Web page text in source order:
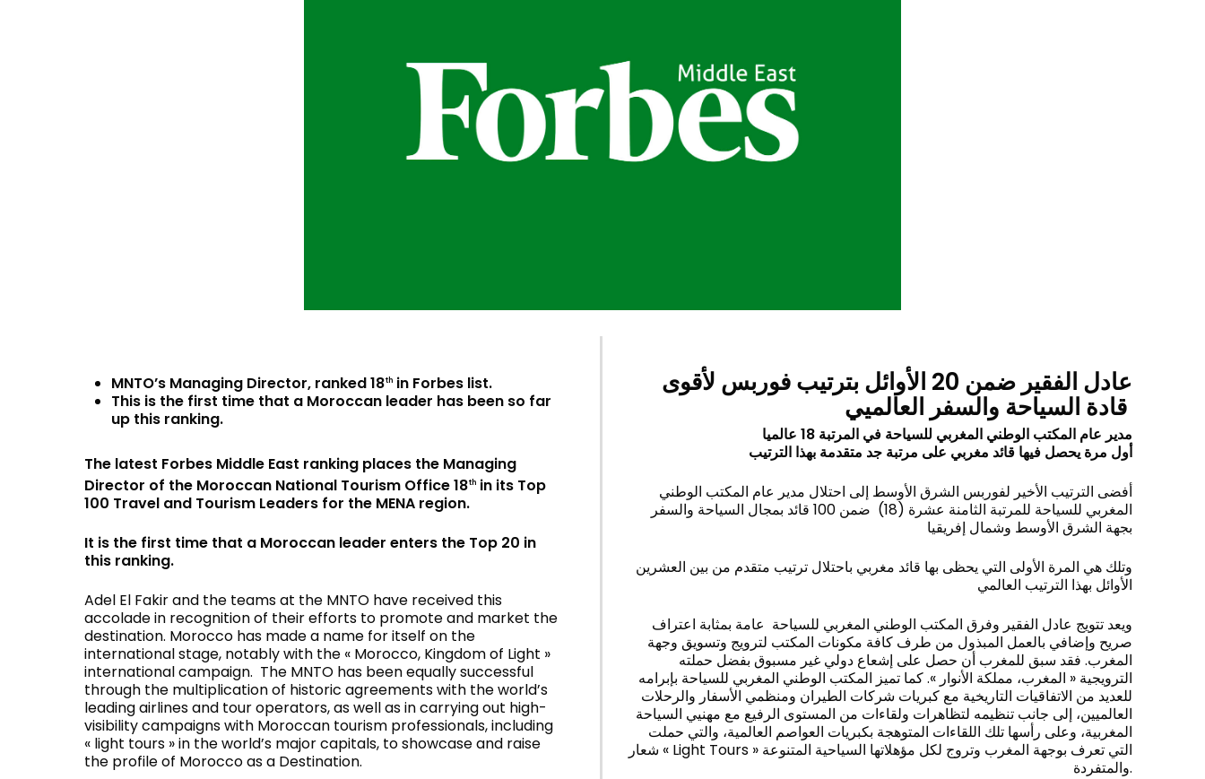
MNTO’s Managing Director, ranked 18th in Forbes list.
This is the first time that a Moroccan leader has been so far
up this ranking.
The latest Forbes Middle East ranking places the Managing
Director of the Moroccan National Tourism Office 18th in its Top
100 Travel and Tourism Leaders for the MENA region.
It is the first time that a Moroccan leader enters the Top 20 in
this ranking.
Adel El Fakir and the teams at the MNTO have received this
accolade in recognition of their efforts to promote and market the
destination. Morocco has made a name for itself on the
international stage, notably with the « Morocco, Kingdom of Light »
international campaign. The MNTO has been equally successful
through the multiplication of historic agreements with the world’s
leading airlines and tour operators, as well as in carrying out high-
visibility campaigns with Moroccan tourism professionals, including
« light tours » in the world’s major capitals, to showcase and raise
the profile of Morocco as a Destination.
عادل الفقير ضمن 20 الأوائل بترتيب فوربس لأقوى
مدير عام المكتب الوطني المغربي للسياحة في المرتبة 18 عالميا
أول مرة يحصل فيها قائد مغربي على مرتبة جد متقدمة بهذا الترتيب
أفضى الترتيب الأخير لفوربس الشرق الأوسط إلى احتلال مدير عام المكتب الوطني
المغربي للسياحة للمرتبة الثامنة عشرة (18) ضمن 100 قائد بمجال السياحة والسفر
بجهة الشرق الأوسط وشمال إفريقيا
وتلك هي المرة الأولى التي يحظى بها قائد مغربي باحتلال ترتيب متقدم من بين العشرين
الأوائل بهذا الترتيب العالمي
ويعد تتويج عادل الفقير وفرق المكتب الوطني المغربي للسياحة عامة بمثابة اعتراف
صريح وإضافي بالعمل المبذول من طرف كافة مكونات المكتب لترويج وتسويق وجهة
المغرب. فقد سبق للمغرب أن حصل على إشعاع دولي غير مسبوق بفضل حملته
الترويجية « المغرب، مملكة الأنوار ». كما تميز المكتب الوطني المغربي للسياحة بإبرامه
للعديد من الاتفاقيات التاريخية مع كبريات شركات الطيران ومنظمي الأسفار والرحلات
العالميين، إلى جانب تنظيمه لتظاهرات ولقاءات من المستوى الرفيع مع مهنيي السياحة
المغربية، وعلى رأسها تلك اللقاءات المتوهجة بكبريات العواصم العالمية، والتي حملت
شعار « Light Tours » التي تعرف بوجهة المغرب وتروج لكل مؤهلاتها السياحية المتنوعة
والمتفردة.